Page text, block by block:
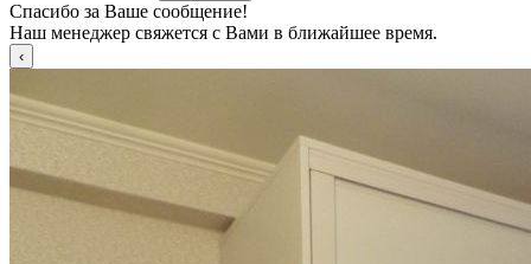
Спасибо за Ваше сообщение!
Наш менеджер свяжется с Вами в ближайшее время.